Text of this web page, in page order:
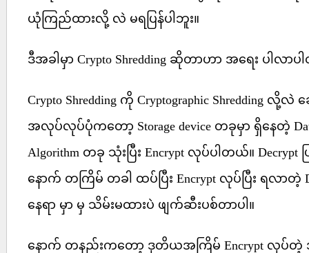
ယုံကြည်ထားလို့ လဲ မရပြန်ပါဘူး။
ဒီအခါမှာ Crypto Shredding ဆိုတာဟာ အရေး ပါလာ
Crypto Shredding ကို Cryptographic Shredding လို့
အလုပ်လုပ်ပုံကတော့ Storage device တခုမှာ ရှိနေတဲ့
Algorithm တခု သုံးပြီး Encrypt လုပ်ပါတယ်။
နောက် တကြိမ် တခါ ထပ်ပြီး Encrypt လုပ်ပြီး ရလာတဲ့
နေရာ မှာ မှ သိမ်းမထားပဲ ဖျက်ဆီးပစ်တာပါ။
နောက် တနည်းကတော့ ဒုတိယအကြိမ် Encrypt လုပ်တဲ့ အခ